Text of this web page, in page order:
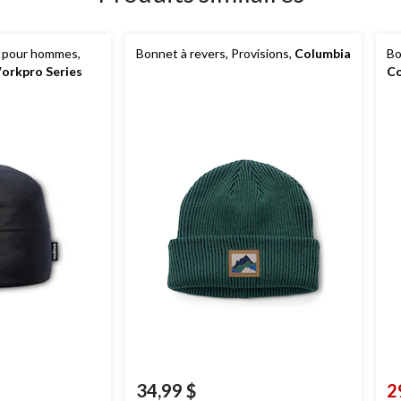
hommes,
Series
Bonnet à revers, Provisions, Columbia
34,99 $